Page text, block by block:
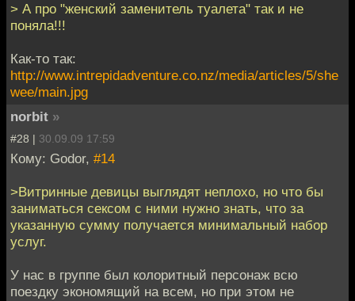
> А про "женский заменитель туалета" так и не
поняла!!!
Как-то так:
http://www.intrepidadventure.co.nz/media/articles/5/she
wee/main.jpg
norbit »
#28 | 30.09.09 17:59
Кому: Godor, #14
>Витринные девицы выглядят неплохо, но что бы
заниматься сексом с ними нужно знать, что за
указанную сумму получается минимальный набор
услуг.
У нас в группе был колоритный персонаж всю
поездку экономящий на всем, но при этом не